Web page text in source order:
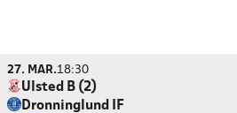
27. MAR.18:30
Ulsted B (2)
Dronninglund IF